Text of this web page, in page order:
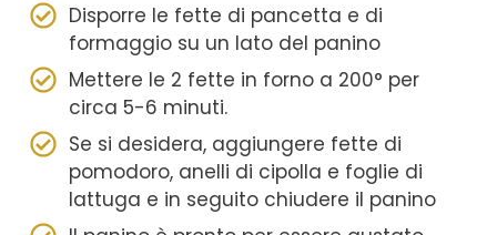
Disporre le fette di pancetta e di
formaggio su un lato del panino
Mettere le 2 fette in forno a 200° per
circa 5-6 minuti.
Se si desidera, aggiungere fette di
pomodoro, anelli di cipolla e foglie di
lattuga e in seguito chiudere il panino